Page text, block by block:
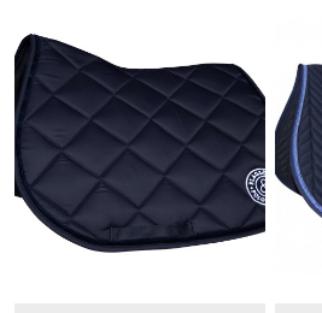
Afficher
les
résultats